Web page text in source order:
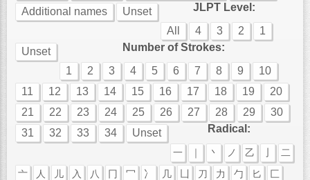
Additional names
Unset
JLPT Level:
All
4 3 2
1
Unset
Number of Strokes:
1
2 3 4 5 6 7 8 9
10
11
12 13 14 15 16 17 18 19
20
21
22 23 24 25 26 27 28 29
30
31
32 33 34 Unset Radical:
一 ｜ 丶 ノ 乙
二
亠
人 儿 入 八 冂 冖 冫 几 刀 力 勹 匕
匚